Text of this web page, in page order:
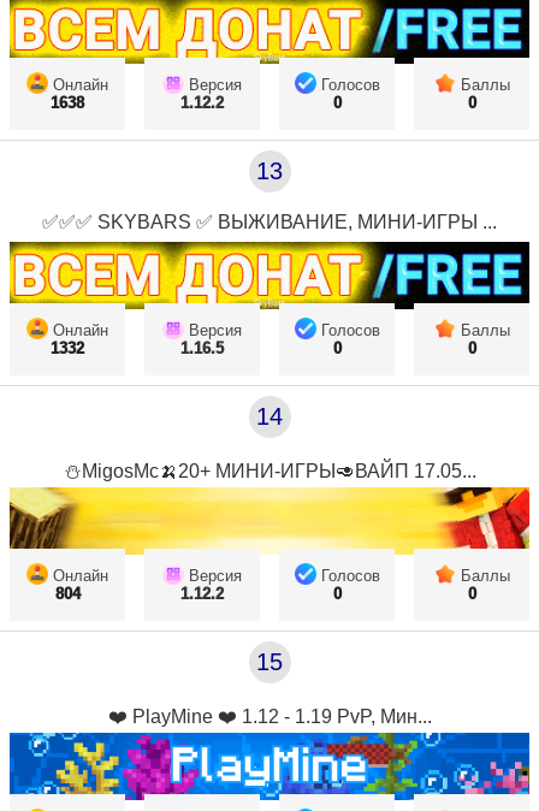
Онлайн
1638
Версия
1.12.2
Голосов
0
Баллы
0
13
✅✅✅ SKYBARS ✅ ВЫЖИВАНИЕ, МИНИ-ИГРЫ ...
Онлайн
1332
Версия
1.16.5
Голосов
0
Баллы
0
14
⛄MigosMc🍌20+ МИНИ-ИГРЫ🥑ВАЙП 17.05...
Онлайн
804
Версия
1.12.2
Голосов
0
Баллы
0
15
❤️ PlayMine ❤️ 1.12 - 1.19 PvP, Мин...